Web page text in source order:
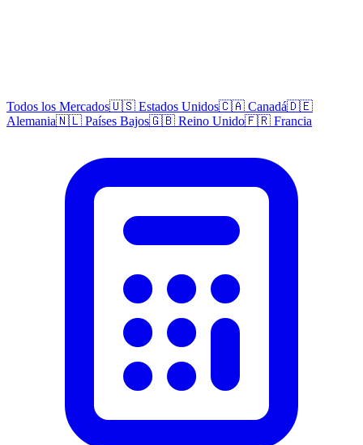
Todos los Mercados🇺🇸 Estados Unidos🇨🇦 Canadá🇩🇪
Alemania🇳🇱 Países Bajos🇬🇧 Reino Unido🇫🇷 Francia